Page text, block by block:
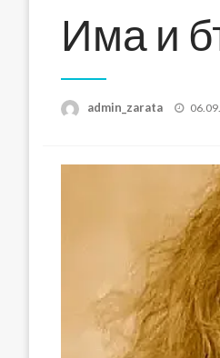
Има и
admin_zarata